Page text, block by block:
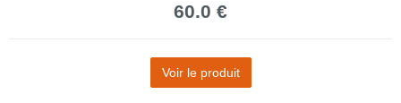
60.0 €
Voir le produit